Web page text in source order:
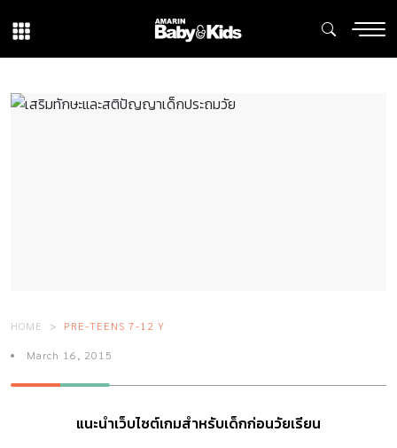
HOME PRE-TEENS 7-12 Y
March 16, 2015
แนะนำเว็บไซต์เกมสำหรับเด็กก่อนวัยเรียน